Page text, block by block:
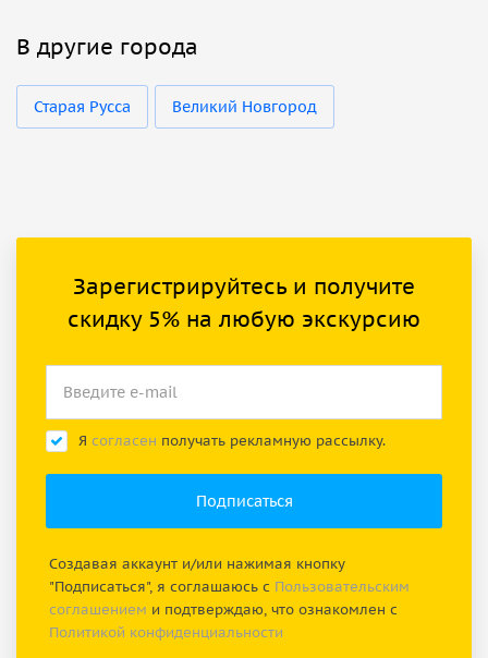
В другие города
Старая Русса Великий Новгород
Зарегистрируйтесь и получите
скидку 5% на любую экскурсию
Я согласен получать рекламную рассылку.
Создавая аккаунт и/или нажимая кнопку
"Подписаться", я соглашаюсь с Пользовательским
соглашением и подтверждаю, что ознакомлен с
Политикой конфиденциальности